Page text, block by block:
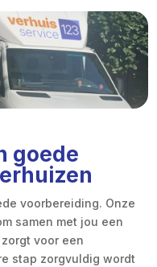
goede
voorbereiding. Onze
samen met jou een
voor een
stap zorgvuldig wordt